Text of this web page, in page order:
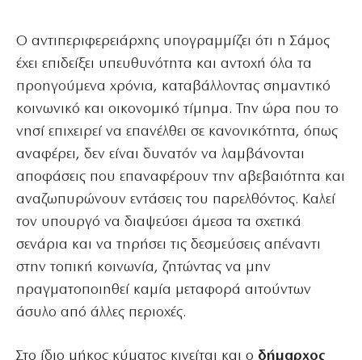
Ο αντιπεριφερειάρχης υπογραμμίζει ότι η Σάμος
έχει επιδείξει υπευθυνότητα και αντοχή όλα τα
προηγούμενα χρόνια, καταβάλλοντας σημαντικό
κοινωνικό και οικονομικό τίμημα. Την ώρα που το
νησί επιχειρεί να επανέλθει σε κανονικότητα, όπως
αναφέρει, δεν είναι δυνατόν να λαμβάνονται
αποφάσεις που επαναφέρουν την αβεβαιότητα και
αναζωπυρώνουν εντάσεις του παρελθόντος. Καλεί
τον υπουργό να διαψεύσει άμεσα τα σχετικά
σενάρια και να τηρήσει τις δεσμεύσεις απέναντι
στην τοπική κοινωνία, ζητώντας να μην
πραγματοποιηθεί καμία μεταφορά αιτούντων
άσυλο από άλλες περιοχές.
Στο ίδιο μήκος κύματος κινείται και ο δήμαρχος